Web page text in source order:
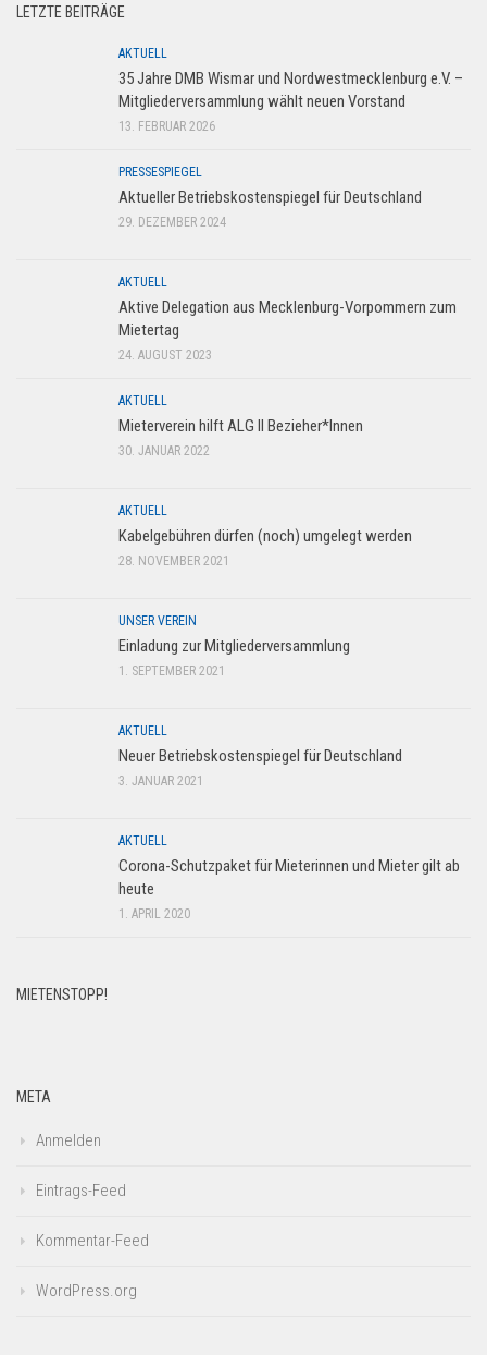
LETZTE BEITRÄGE
AKTUELL
35 Jahre DMB Wismar und Nordwestmecklenburg e.V. –
Mitgliederversammlung wählt neuen Vorstand
13. FEBRUAR 2026
PRESSESPIEGEL
Aktueller Betriebskostenspiegel für Deutschland
29. DEZEMBER 2024
AKTUELL
Aktive Delegation aus Mecklenburg-Vorpommern zum
Mietertag
24. AUGUST 2023
AKTUELL
Mieterverein hilft ALG II Bezieher*Innen
30. JANUAR 2022
AKTUELL
Kabelgebühren dürfen (noch) umgelegt werden
28. NOVEMBER 2021
UNSER VEREIN
Einladung zur Mitgliederversammlung
1. SEPTEMBER 2021
AKTUELL
Neuer Betriebskostenspiegel für Deutschland
3. JANUAR 2021
AKTUELL
Corona-Schutzpaket für Mieterinnen und Mieter gilt ab
heute
1. APRIL 2020
MIETENSTOPP!
META
Anmelden
Eintrags-Feed
Kommentar-Feed
WordPress.org